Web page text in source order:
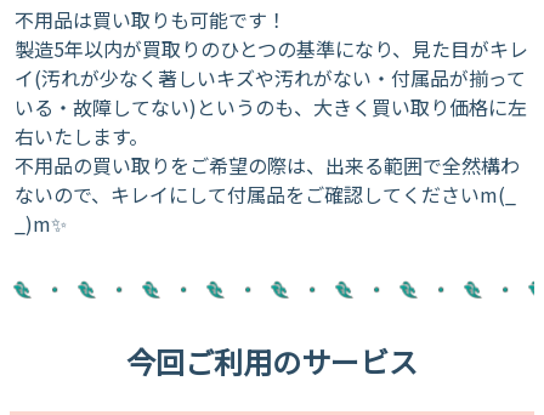
不用品は買い取りも可能です！
製造5年以内が買取りのひとつの基準になり、見た目がキレ
イ(汚れが少なく著しいキズや汚れがない・付属品が揃って
いる・故障してない)というのも、大きく買い取り価格に左
右いたします。
不用品の買い取りをご希望の際は、出来る範囲で全然構わ
ないので、キレイにして付属品をご確認してくださいm(_
_)m✨
今回ご利用のサービス